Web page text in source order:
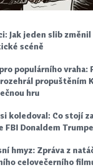
Jak jeden slib
scéně
populárního vraha:
propuštěním
hru
koledoval: Co stojí
FBI Donaldem
hmyz: Zpráva z
celovečerního